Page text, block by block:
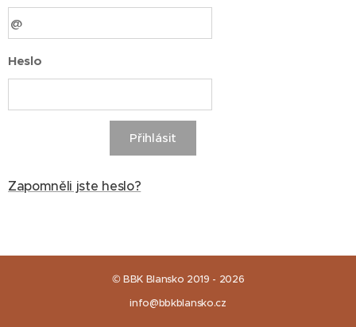
Heslo
Přihlásit
Zapomněli jste heslo?
© BBK Blansko 2019 - 2026
info@bbkblansko.cz